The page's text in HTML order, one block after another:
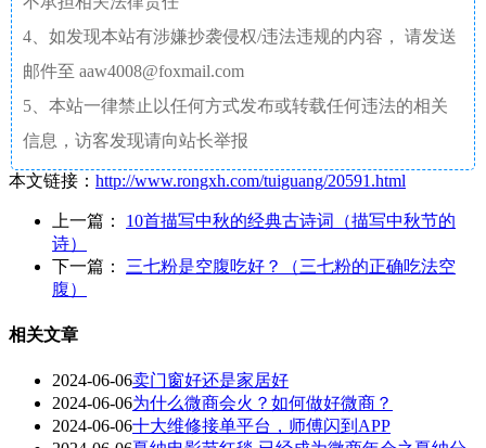
4、如发现本站有涉嫌抄袭侵权/违法违规的内容， 请发送
邮件至 aaw4008@foxmail.com
5、本站一律禁止以任何方式发布或转载任何违法的相关
信息，访客发现请向站长举报
本文链接： http://www.rongxh.com/tuiguang/20591.html
上一篇： 10首描写中秋的经典古诗词（描写中秋节的
诗）
下一篇： 三七粉是空腹吃好？（三七粉的正确吃法空
腹）
相关文章
2024-06-06卖门窗好还是家居好
2024-06-06为什么微商会火？如何做好微商？
2024-06-06十大维修接单平台，师傅闪到APP